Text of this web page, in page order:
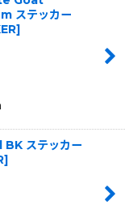
ステッカー
]
ステッカー
]